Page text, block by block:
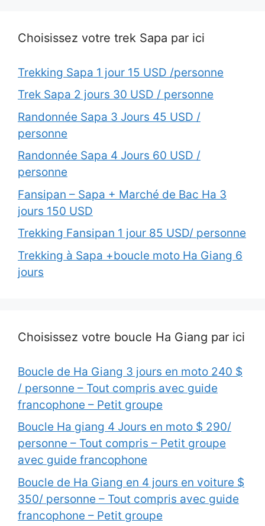
Choisissez votre trek Sapa par ici
Trekking Sapa 1 jour 15 USD /personne
Trek Sapa 2 jours 30 USD / personne
Randonnée Sapa 3 Jours 45 USD /
personne
Randonnée Sapa 4 Jours 60 USD /
personne
Fansipan – Sapa + Marché de Bac Ha 3
jours 150 USD
Trekking Fansipan 1 jour 85 USD/ personne
Trekking à Sapa +boucle moto Ha Giang 6
jours
Choisissez votre boucle Ha Giang par ici
Boucle de Ha Giang 3 jours en moto 240 $
/ personne – Tout compris avec guide
francophone – Petit groupe
Boucle Ha giang 4 Jours en moto $ 290/
personne – Tout compris – Petit groupe
avec guide francophone
Boucle de Ha Giang en 4 jours en voiture $
350/ personne – Tout compris avec guide
francophone – Petit groupe